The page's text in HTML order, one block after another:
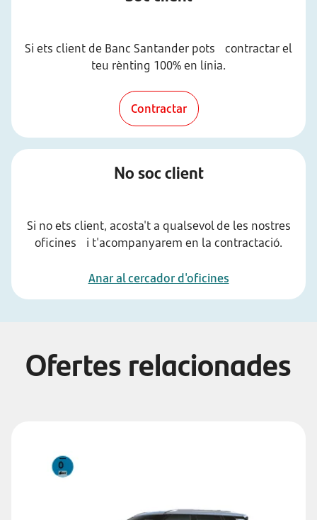
Si ets client de Banc Santander pots contractar el
teu rènting 100% en línia.
Contractar
No soc client
Si no ets client, acosta't a qualsevol de les nostres
oficines i t'acompanyarem en la contractació.
Anar al cercador d'oficines
Ofertes relacionades